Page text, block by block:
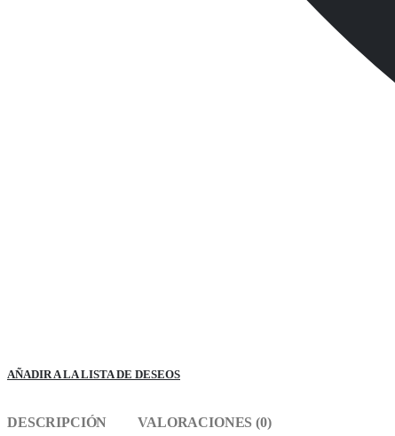
AÑADIR A LA LISTA DE DESEOS
DESCRIPCIÓN VALORACIONES (0)